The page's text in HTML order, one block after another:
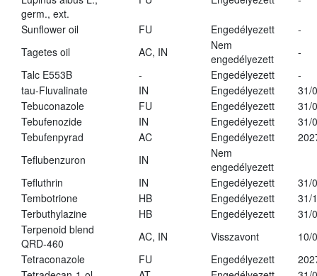
germ., ext.
Sunflower oil FU Engedélyezett
-
Tagetes oil
AC, IN
Nem
engedélyezett
-
Talc E553B
- Engedélyezett
-
tau-Fluvalinate
IN Engedélyezett
31/
Tebuconazole
FU Engedélyezett
31/
Tebufenozide
IN Engedélyezett
31/
Tebufenpyrad
AC Engedélyezett
Teflubenzuron
IN
Nem
engedélyezett
Tefluthrin
IN Engedélyezett
31/
Tembotrione
HB Engedélyezett
31/
Terbuthylazine
HB Engedélyezett
31/
Terpenoid blend
QRD-460
AC, IN Visszavont
10/
Tetraconazole
FU Engedélyezett